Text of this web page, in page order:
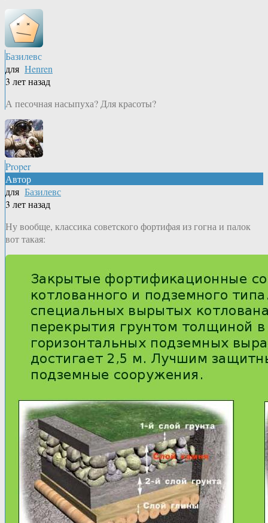
Базилевс
для Henren
3 лет назад
А песочная насыпуха? Для красоты?
Proper
Автор
для Базилевс
3 лет назад
Ну вообще, классика советского фортифая из гогна и палок
вот такая: